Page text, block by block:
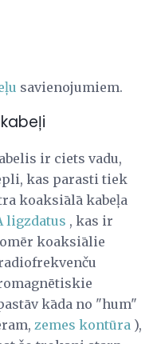
savienojumiem.
ir ciets vadu,
kas parasti tiek
koaksiālā kabeļa
ligzdatus , kas ir
koaksiālie
kāda no "hum"
zemes kontūra ),